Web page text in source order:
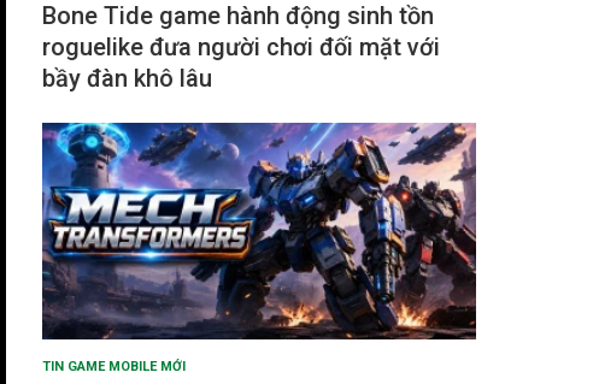
Bone Tide game hành động sinh tồn
roguelike đưa người chơi đối mặt với
bầy đàn khô lâu
TIN GAME MOBILE MỚI